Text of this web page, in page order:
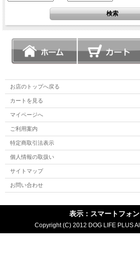
お店のトップへ戻る
カートを見る
マイページへ
ご利用案内
特定商取引法表示
個人情報の取扱い
サイトマップ
お問い合わせ
表示：スマートフォン
Copyright (C) 2012 DOG LIFE PLUS